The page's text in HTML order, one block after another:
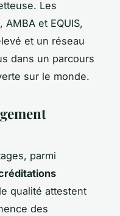
Les
et EQUIS,
et un réseau
dans un parcours
sur le monde.
parmi
qualité attestent
des